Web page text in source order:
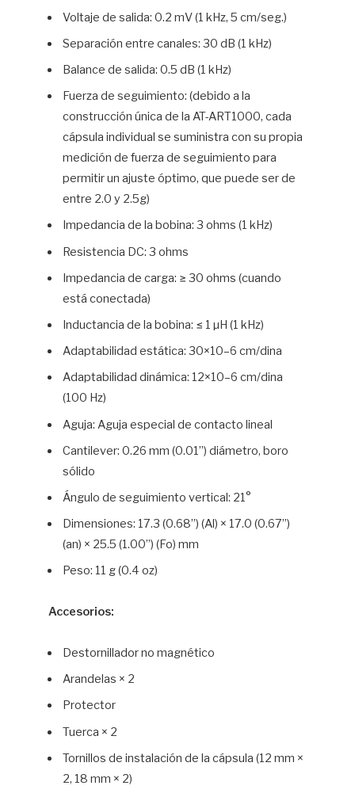
Voltaje de salida: 0.2 mV (1 kHz, 5 cm/seg.)
Separación entre canales: 30 dB (1 kHz)
Balance de salida: 0.5 dB (1 kHz)
Fuerza de seguimiento: (debido a la
construcción única de la AT-ART1000, cada
cápsula individual se suministra con su propia
medición de fuerza de seguimiento para
permitir un ajuste óptimo, que puede ser de
entre 2.0 y 2.5g)
Impedancia de la bobina: 3 ohms (1 kHz)
Resistencia DC: 3 ohms
Impedancia de carga: ≥ 30 ohms (cuando
está conectada)
Inductancia de la bobina: ≤ 1 µH (1 kHz)
Adaptabilidad estática: 30×10–6 cm/dina
Adaptabilidad dinámica: 12×10–6 cm/dina
(100 Hz)
Aguja: Aguja especial de contacto lineal
Cantilever: 0.26 mm (0.01”) diámetro, boro
sólido
Ángulo de seguimiento vertical: 21°
Dimensiones: 17.3 (0.68”) (Al) × 17.0 (0.67”)
(an) × 25.5 (1.00”) (Fo) mm
Peso: 11 g (0.4 oz)
Accesorios:
Destornillador no magnético
Arandelas × 2
Protector
Tuerca × 2
Tornillos de instalación de la cápsula (12 mm ×
2, 18 mm × 2)